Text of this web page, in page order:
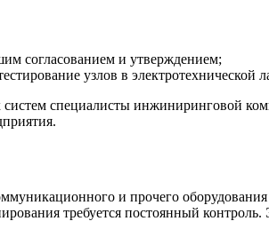
согласованием и утверждением;
узлов в электротехнической
специалисты инжиниринговой
и прочего
требуется постоянный